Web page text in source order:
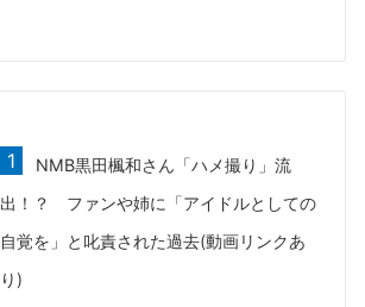
NMB黒田楓和さん「ハメ撮り」流
出！？ ファンや姉に「アイドルとしての
自覚を」と叱責された過去(動画リンクあ
り)